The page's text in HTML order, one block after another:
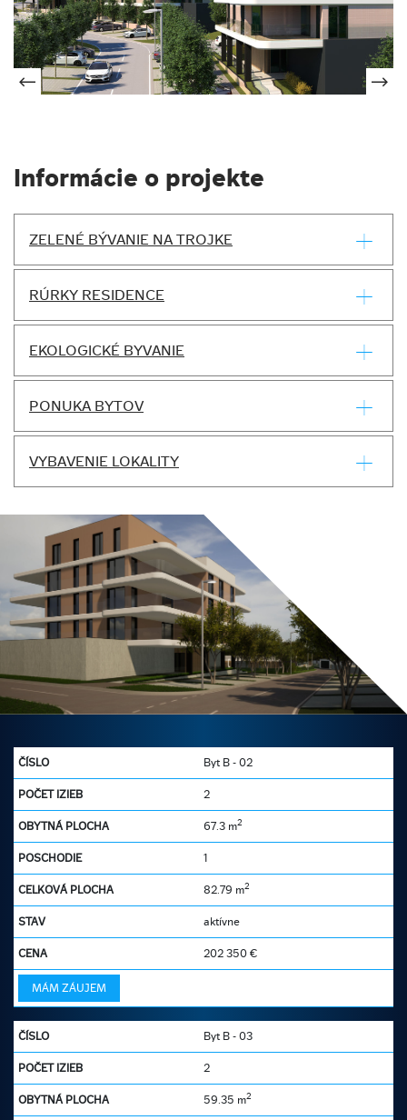
Informácie o projekte
ZELENÉ BÝVANIE NA TROJKE
RÚRKY RESIDENCE
EKOLOGICKÉ BYVANIE
PONUKA BYTOV
VYBAVENIE LOKALITY
Byt B - 02
2
67.3 m2
1
82.79 m2
aktívne
202 350 €
MÁM ZÁUJEM
Byt B - 03
2
59.35 m2